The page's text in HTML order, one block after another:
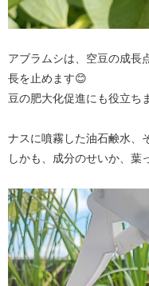
アブラムシは、空豆の成長
長を止めます😊
豆の肥大化促進にも役立ち
ナスに噴霧した油石鹸水、
しかも、成分のせいか、葉